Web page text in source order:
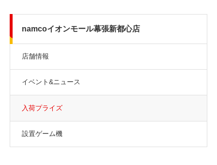
namcoイオンモール幕張新都心店
店舗情報
イベント&ニュース
入荷プライズ
設置ゲーム機